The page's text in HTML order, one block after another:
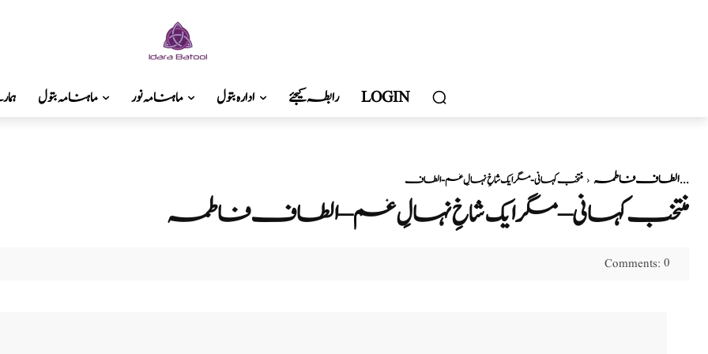
ماہنامہ بتول ماہنامہ نور ادارہ بتول رابطہ کیجئے LOGIN
الطاف فاطمہمنتخب کہانی - مگر ایک شاخِ نہالِ غم - الطاف...
منتخب کہانی – مگر ایک شاخِ نہالِ غم – الطاف فاطمہ
Comments: 0